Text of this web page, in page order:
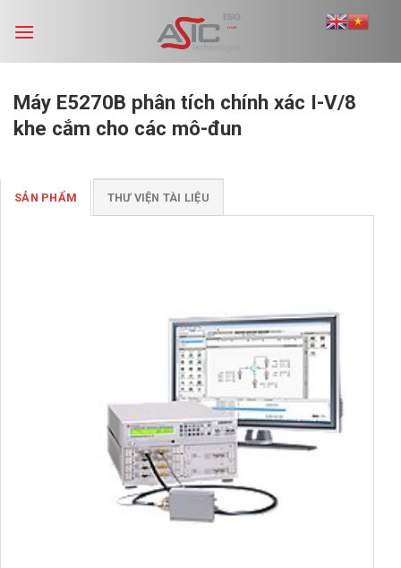
Máy E5270B phân tích chính xác I-V/8
khe cắm cho các mô-đun
SẢN PHẨM THƯ VIỆN TÀI LIỆU